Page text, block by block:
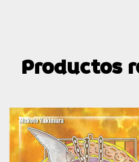
Productos